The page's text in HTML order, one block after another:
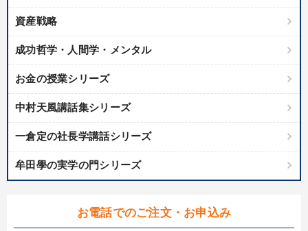
資産戦略
成功哲学・人間学・メンタル
お金の授業シリーズ
中村天風講話集シリーズ
一倉定の社長学講話シリーズ
牟田學の実学の門シリーズ
お電話でのご注文・お申込み